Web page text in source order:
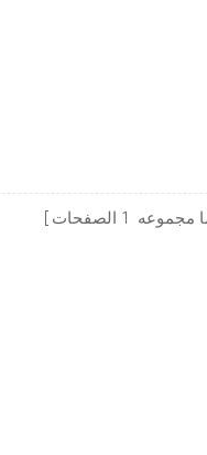
مجموعه 1 الصفحات